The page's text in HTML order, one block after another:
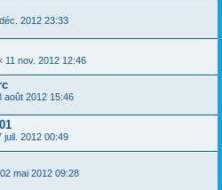
2012 23:33
11 nov. 2012 12:46
août 2012 15:46
juil. 2012 00:49
02 mai 2012 09:28